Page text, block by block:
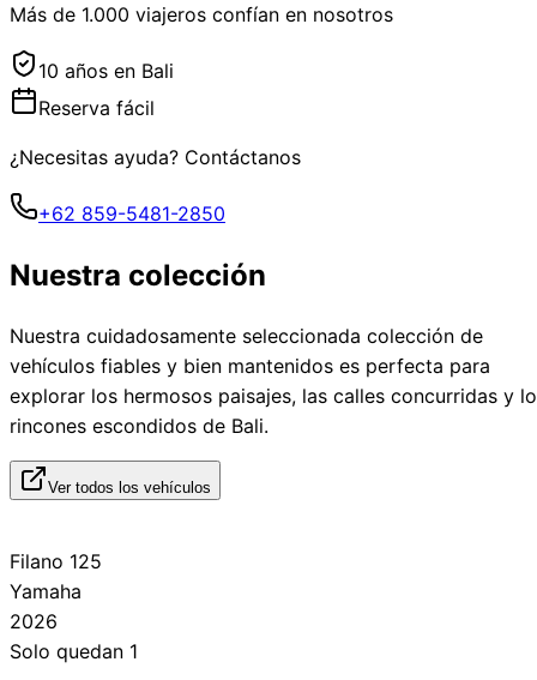
Más de 1.000 viajeros confían en nosotros
10 años en Bali
Reserva fácil
¿Necesitas ayuda? Contáctanos
+62 859-5481-2850
Nuestra colección
Nuestra cuidadosamente seleccionada colección de
vehículos fiables y bien mantenidos es perfecta para
explorar los hermosos paisajes, las calles concurridas y
rincones escondidos de Bali.
Ver todos los vehículos
Filano 125
Yamaha
2026
Solo quedan 1